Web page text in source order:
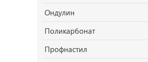
Ондулин
Поликарбонат
Профнастил